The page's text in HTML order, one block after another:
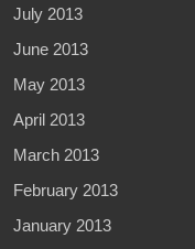
July 2013
June 2013
May 2013
April 2013
March 2013
February 2013
January 2013